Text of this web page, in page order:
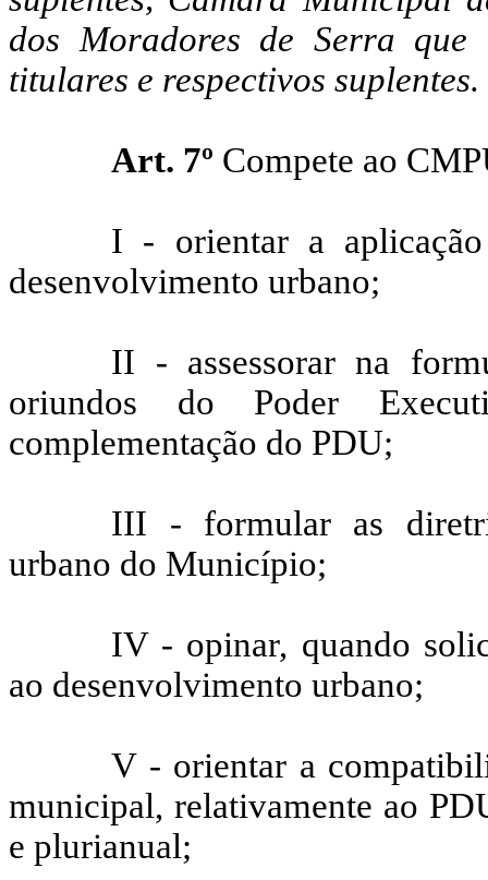
dos Moradores de Serra
titulares e respectivos suplentes.
Art. 7º Compete ao
I - orientar a
desenvolvimento urbano;
II - assessorar na
oriundos do Poder
complementação do PDU;
III - formular as
urbano do Município;
IV - opinar, quando
ao desenvolvimento urbano;
V - orientar a
municipal, relativamente ao
e plurianual;